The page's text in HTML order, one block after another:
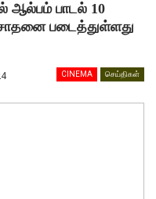
ஆல்பம் பாடல் 10
படைத்துள்ளது
CINEMA செய்திகள்